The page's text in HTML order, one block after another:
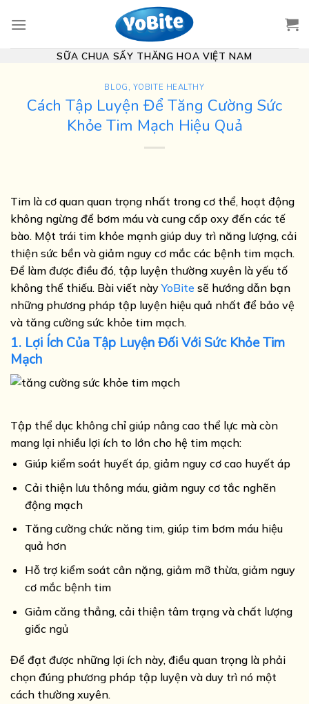
SỮA CHUA SẤY THĂNG HOA VIỆT NAM
BLOG , YOBITE HEALTHY
Cách Tập Luyện Để Tăng Cường Sức
Khỏe Tim Mạch Hiệu Quả
Tim là cơ quan quan trọng nhất trong cơ thể, hoạt động
không ngừng để bơm máu và cung cấp oxy đến các tế
bào. Một trái tim khỏe mạnh giúp duy trì năng lượng, cải
thiện sức bền và giảm nguy cơ mắc các bệnh tim mạch.
Để làm được điều đó, tập luyện thường xuyên là yếu tố
không thể thiếu. Bài viết nàyYoBite sẽ hướng dẫn bạn
những phương pháp tập luyện hiệu quả nhất để bảo vệ
và tăng cường sức khỏe tim mạch.
1. Lợi Ích Của Tập Luyện Đối Với Sức Khỏe Tim
Mạch
Tập thể dục không chỉ giúp nâng cao thể lực mà còn
mang lại nhiều lợi ích to lớn cho hệ tim mạch:
Giúp kiểm soát huyết áp, giảm nguy cơ cao huyết áp
Cải thiện lưu thông máu, giảm nguy cơ tắc nghẽn
động mạch
Tăng cường chức năng tim, giúp tim bơm máu hiệu
quả hơn
Hỗ trợ kiểm soát cân nặng, giảm mỡ thừa, giảm nguy
cơ mắc bệnh tim
Giảm căng thẳng, cải thiện tâm trạng và chất lượng
giấc ngủ
Để đạt được những lợi ích này, điều quan trọng là phải
chọn đúng phương pháp tập luyện và duy trì nó một
cách thường xuyên.